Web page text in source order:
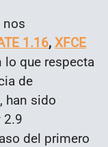
nos
1.16, XFCE
lo que respecta
de
, han sido
2.9
del primero